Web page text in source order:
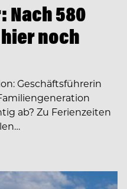
Nach 580
noch
Geschäftsführerin
ab? Zu Ferienzeiten